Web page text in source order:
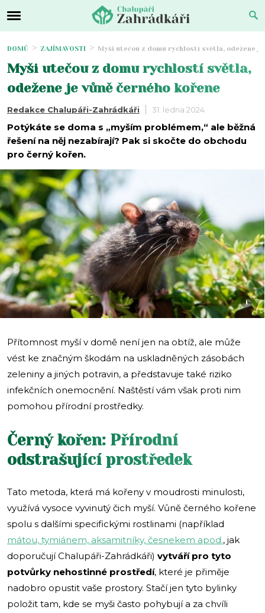
DOMŮ ZAJÍMAVOSTI Myši utečou z domu rychlostí světla, odežene je
Myši utečou z domu rychlostí světla,
odežene je vůně černého kořene
Redakce Chalupáři-Zahrádkáři 31. ledna 2024
Potýkáte se doma s „myším problémem,“ ale běžná
řešení na něj nezabírají? Pak si skočte do obchodu
pro černý kořen.
i
Přítomnost myší v domě není jen na obtíž, ale může
vést ke značným škodám na uskladněných zásobách
zeleniny a jiných potravin, a představuje také riziko
infekčních onemocnění. Naštěstí vám však proti nim
pomohou přírodní prostředky.
Černý kořen: Přírodní
odstrašující prostředek
Tato metoda, která má kořeny v moudrosti minulosti,
využívá vysoce vyvinutý čich myší. Vůně černého kořene
spolu s dalšími specifickými rostlinami (například
mátou, tymiánem, aksamitníky, česnekem apod., jak
doporučují Chalupáři-Zahrádkáři) vytváří pro tyto
potvůrky nehostinné prostředí, které je přiměje
nadobro opustit vaše prostory. Stačí jen tyto bylinky
položit tam, kde se myši často pohybují a za chvíli